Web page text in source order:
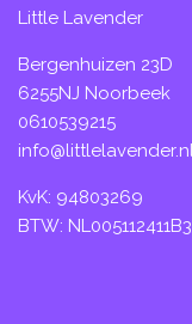
Little Lavender
Bergenhuizen 23D
6255NJ Noorbeek
0610539215
KvK: 94803269
BTW: